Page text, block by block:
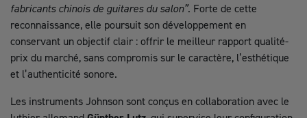
fabricants chinois de guitares du salon”. Forte de cette
reconnaissance, elle poursuit son développement en
conservant un objectif clair : offrir le meilleur rapport qualité-
prix du marché, sans compromis sur le caractère, l’esthétique
et l’authenticité sonore.
Les instruments Johnson sont conçus en collaboration avec le